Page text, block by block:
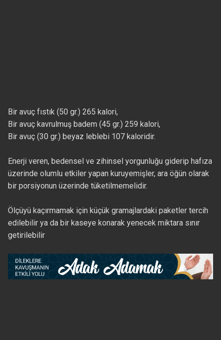
Bir avuç fıstık (50 gr.) 265 kalori,
Bir avuç kavrulmuş badem (45 gr.) 259 kalori,
Bir avuç (30 gr.) beyaz leblebi 107 kaloridir.
Enerji veren, bedensel ve zihinsel yorgunluğu giderip hafıza
üzerinde olumlu etkiler yapan kuruyemişler, ara öğün olarak
bir porsiyonun üzerinde tüketilmemelidir.
Ölçüyü kaçırmamak için küçük gramajlardaki paketler tercih
edilebilir ya da bir kaseye konarak yenecek miktara sınır
getirilebilir